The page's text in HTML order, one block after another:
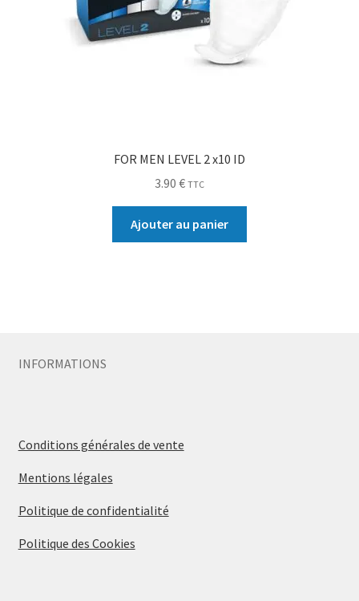
FOR MEN LEVEL 2 x10 ID
3.90 € TTC
Ajouter au panier
INFORMATIONS
Conditions générales de vente
Mentions légales
Politique de confidentialité
Politique des Cookies